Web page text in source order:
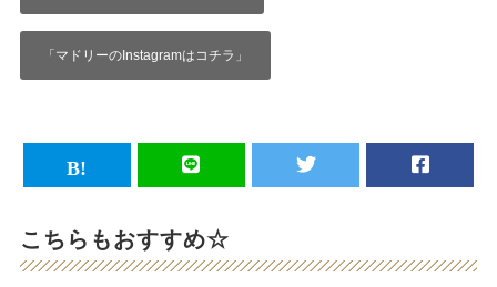
「マドリーのInstagramはコチラ」
こちらもおすすめ☆